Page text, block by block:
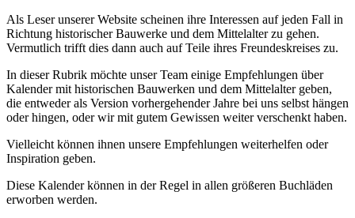
Als Leser unserer Website scheinen ihre Interessen auf jeden Fall in
Richtung historischer Bauwerke und dem Mittelalter zu gehen.
Vermutlich trifft dies dann auch auf Teile ihres Freundeskreises zu.
In dieser Rubrik möchte unser Team einige Empfehlungen über
Kalender mit historischen Bauwerken und dem Mittelalter geben,
die entweder als Version vorhergehender Jahre bei uns selbst hängen
oder hingen, oder wir mit gutem Gewissen weiter verschenkt haben.
Vielleicht können ihnen unsere Empfehlungen weiterhelfen oder
Inspiration geben.
Diese Kalender können in der Regel in allen größeren Buchläden
erworben werden.